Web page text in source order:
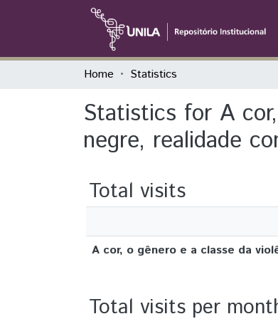
Home Statistics
Statistics for A
negre, realidade
Total visits
A cor, o gênero e a classe da
Total visits per